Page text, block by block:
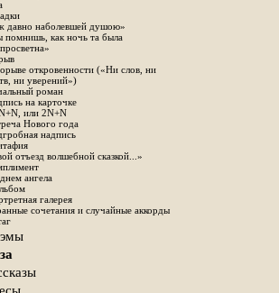
давно наболевшей душою»
помнишь, как ночь та была
откровенности («Ни слов, ни
ни уверений»)
роман
на карточке
или 2N+N
Нового года
надпись
отъезд волшебной сказкой...»
ангела
галерея
сочетания и случайные аккорды